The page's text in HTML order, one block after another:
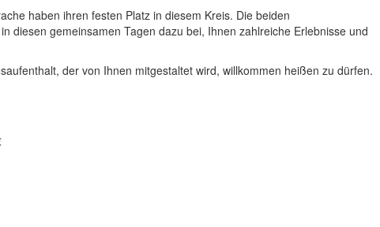
haben ihren festen Platz in diesem Kreis. Die beiden
diesen gemeinsamen Tagen dazu bei, Ihnen zahlreiche Erlebnisse und
der von Ihnen mitgestaltet wird, willkommen heißen zu dürfen.